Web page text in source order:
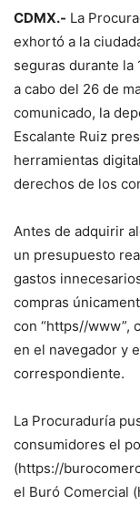
CDMX.- La
exhortó a la
seguras durante la
a cabo del 26 de
comunicado, la
Escalante Ruiz
herramientas
derechos de los
Antes de adquirir
un presupuesto
gastos
compras
con “https//www”,
en el navegador y
correspondiente.
La Procuraduría
consumidores el
(https://
el Buró Comercial